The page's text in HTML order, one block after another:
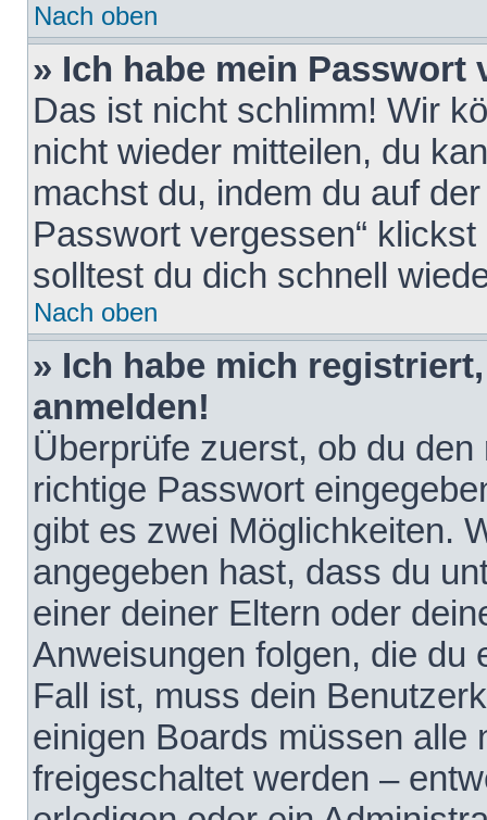
Nach oben
» Ich habe mein Passwort
Das ist nicht schlimm! Wir
nicht wieder mitteilen, du
machst du, indem du auf
Passwort vergessen“
solltest du dich schnell
Nach oben
» Ich habe mich
anmelden!
Überprüfe zuerst, ob du
richtige Passwort
gibt es zwei Möglichkeiten.
angegeben hast, dass du
einer deiner Eltern oder
Anweisungen folgen, die du
Fall ist, muss dein
einigen Boards müssen alle
freigeschaltet werden –